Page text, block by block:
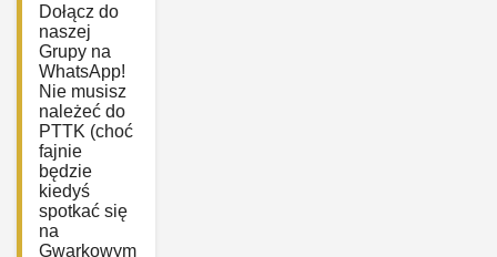
Dołącz do
naszej
Grupy na
WhatsApp!
Nie musisz
należeć do
PTTK (choć
fajnie
będzie
kiedyś
spotkać się
na
Gwarkowym